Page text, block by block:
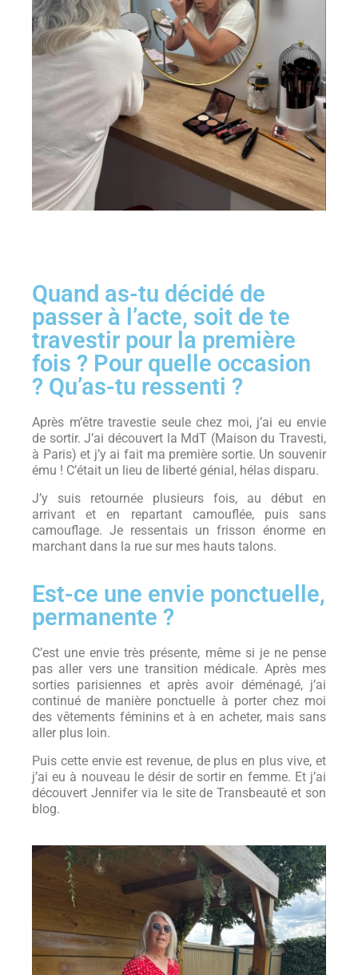
Quand as-tu décidé de
passer à l’acte, soit de te
travestir pour la première
fois ? Pour quelle occasion
? Qu’as-tu ressenti ?
Après m’être travestie seule chez moi, j’ai eu envie
de sortir. J’ai découvert la MdT (Maison du Travesti,
à Paris) et j’y ai fait ma première sortie. Un souvenir
ému ! C’était un lieu de liberté génial, hélas disparu.
J’y suis retournée plusieurs fois, au début en
arrivant et en repartant camouflée, puis sans
camouflage. Je ressentais un frisson énorme en
marchant dans la rue sur mes hauts talons.
Est-ce une envie ponctuelle,
permanente ?
C’est une envie très présente, même si je ne pense
pas aller vers une transition médicale. Après mes
sorties parisiennes et après avoir déménagé, j’ai
continué de manière ponctuelle à porter chez moi
des vêtements féminins et à en acheter, mais sans
aller plus loin.
Puis cette envie est revenue, de plus en plus vive, et
j’ai eu à nouveau le désir de sortir en femme. Et j’ai
découvert Jennifer via le site de Transbeauté et son
blog.